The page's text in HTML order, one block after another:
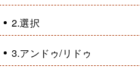
2.選択
3.アンドゥ/リドゥ